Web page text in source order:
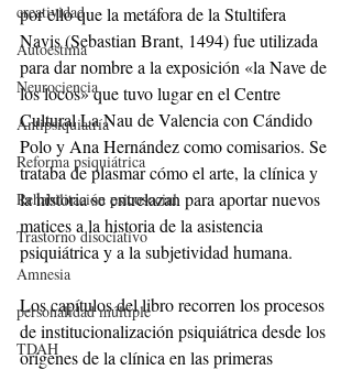
creatividad
Autoestima
Neurociencia
Antipsiquiatría
Reforma psiquiátrica
Rehabilitación psicosocial
Trastorno disociativo
Amnesia
personalidad múltiple
TDAH
por ello que la metáfora de la Stultifera
Navis (Sebastian Brant, 1494) fue utilizada
para dar nombre a la exposición «la Nave de
los locos» que tuvo lugar en el Centre
Cultural La Nau de Valencia con Cándido
Polo y Ana Hernández como comisarios. Se
trataba de plasmar cómo el arte, la clínica y
la historia se entrelazan para aportar nuevos
matices a la historia de la asistencia
psiquiátrica y a la subjetividad humana.
Los capítulos del libro recorren los procesos
de institucionalización psiquiátrica desde los
orígenes de la clínica en las primeras